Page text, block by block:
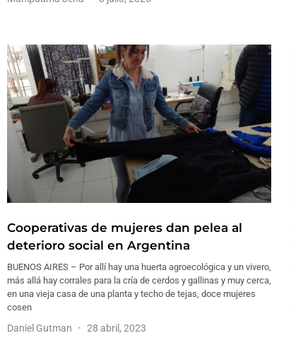
Cooperativas de mujeres dan pelea al
deterioro social en Argentina
BUENOS AIRES – Por allí hay una huerta agroecológica y un vivero,
más allá hay corrales para la cría de cerdos y gallinas y muy cerca,
en una vieja casa de una planta y techo de tejas, doce mujeres
cosen
Daniel Gutman 28 abril, 2023